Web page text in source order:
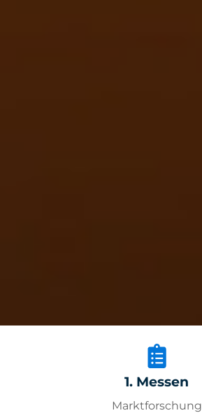
1. Messen
Marktforschung